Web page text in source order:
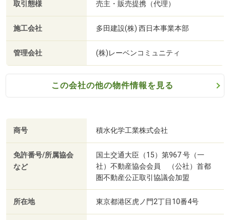
取引態様 売主・販売提携（代理）
施工会社 多田建設(株) 西日本事業本部
管理会社 (株)レーベンコミュニティ
この会社の他の物件情報を見る
商号 積水化学工業株式会社
免許番号/所属協会
など
国土交通大臣（15）第967 号（一
社）不動産協会会員 （公社）首都
圏不動産公正取引協議会加盟
所在地 東京都港区虎ノ門2丁目10番4号